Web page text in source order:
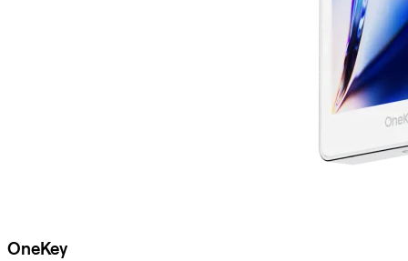
OneKey